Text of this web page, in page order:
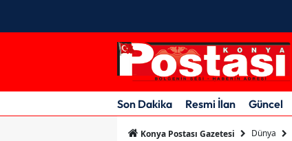
Son Dakika Resmi İlan Güncel
Konya Postası Gazetesi Dünya